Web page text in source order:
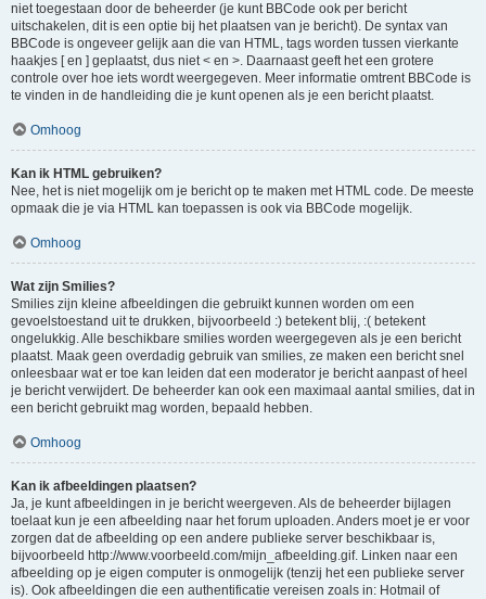
niet toegestaan door de beheerder (je kunt BBCode ook per bericht
uitschakelen, dit is een optie bij het plaatsen van je bericht). De syntax van
BBCode is ongeveer gelijk aan die van HTML, tags worden tussen vierkante
haakjes [ en ] geplaatst, dus niet < en >. Daarnaast geeft het een grotere
controle over hoe iets wordt weergegeven. Meer informatie omtrent BBCode is
te vinden in de handleiding die je kunt openen als je een bericht plaatst.
Omhoog
Kan ik HTML gebruiken?
Nee, het is niet mogelijk om je bericht op te maken met HTML code. De meeste
opmaak die je via HTML kan toepassen is ook via BBCode mogelijk.
Omhoog
Wat zijn Smilies?
Smilies zijn kleine afbeeldingen die gebruikt kunnen worden om een
gevoelstoestand uit te drukken, bijvoorbeeld :) betekent blij, :( betekent
ongelukkig. Alle beschikbare smilies worden weergegeven als je een bericht
plaatst. Maak geen overdadig gebruik van smilies, ze maken een bericht snel
onleesbaar wat er toe kan leiden dat een moderator je bericht aanpast of heel
je bericht verwijdert. De beheerder kan ook een maximaal aantal smilies, dat in
een bericht gebruikt mag worden, bepaald hebben.
Omhoog
Kan ik afbeeldingen plaatsen?
Ja, je kunt afbeeldingen in je bericht weergeven. Als de beheerder bijlagen
toelaat kun je een afbeelding naar het forum uploaden. Anders moet je er voor
zorgen dat de afbeelding op een andere publieke server beschikbaar is,
bijvoorbeeld http://www.voorbeeld.com/mijn_afbeelding.gif. Linken naar een
afbeelding op je eigen computer is onmogelijk (tenzij het een publieke server
is). Ook afbeeldingen die een authentificatie vereisen zoals in: Hotmail of